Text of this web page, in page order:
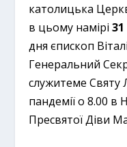
католицька
в цьому намірі
дня єпископ
Генеральний
служитеме Святу
пандемії о 8.00 в
Пресвятої Діви